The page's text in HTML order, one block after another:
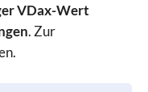
VDax-Wert
. Zur